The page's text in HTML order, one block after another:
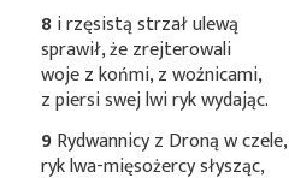
8i rzęsistą strzał ulewą
sprawił, że zrejterowali
woje z końmi, z woźnicami,
z piersi swej lwi ryk wydając.
9Rydwannicy z Droną w czele,
ryk lwa-mięsożercy słysząc,